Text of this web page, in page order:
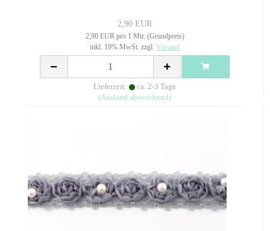
2,90 EUR
2,90 EUR pro 1 Mtr. (Grundpreis)
inkl. 19% MwSt. zzgl. Versand
Lieferzeit:
ca. 2-3 Tage
(Ausland abweichend)